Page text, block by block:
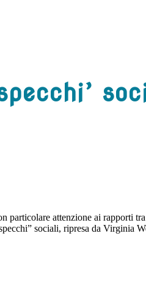
particolare attenzione ai rapporti
sociali, ripresa da Virginia